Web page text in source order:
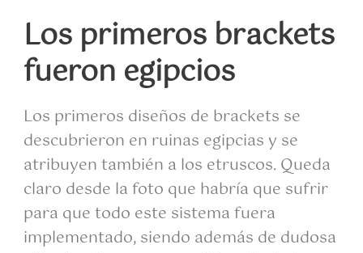
Los primeros brackets
fueron egipcios
Los primeros diseños de brackets se
descubrieron en ruinas egipcias y se
atribuyen también a los etruscos. Queda
claro desde la foto que habría que sufrir
para que todo este sistema fuera
implementado, siendo además de dudosa